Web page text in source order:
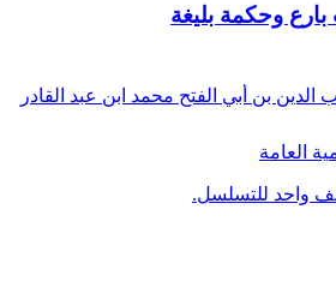
وحكمة بليغة
بن أبي الفتح محمد ابن عبد القادر
بعبد القادر الجيلاني الحسني
واحد للتسلسل.